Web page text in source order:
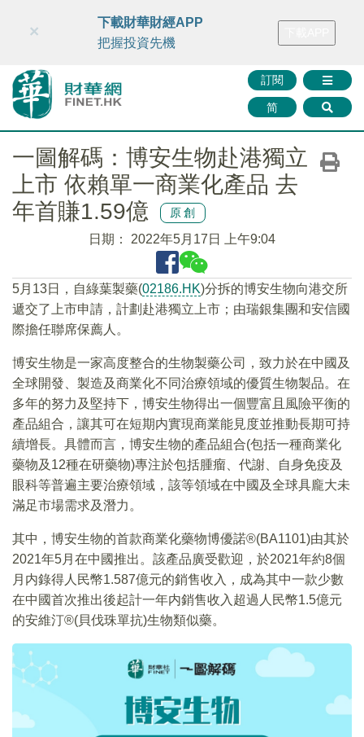
財華智庫網 FINTV FINMETA 財華證券 媒體矩陣
訂閱
简
×
下載財華財經APP
把握投資先機
一圖解碼：博安生物赴港獨立
上市 依賴單一商業化產品 去
年首賺1.59億
原創
日期： 2022年5月17日 上午9:04
5月13日，自綠葉製藥(02186.HK)分拆的博安生物向港交所
遞交了上市申請，計劃赴港獨立上市；由瑞銀集團和安信國
際擔任聯席保薦人。
博安生物是一家高度整合的生物製藥公司，致力於在中國及
全球開發、製造及商業化不同治療領域的優質生物製品。在
多年的努力及堅持下，博安生物得出一個豐富且風險平衡的
產品組合，讓其可在短期内實現商業能見度並推動長期可持
續增長。具體而言，博安生物的產品組合(包括一種商業化
藥物及12種在研藥物)專注於包括腫瘤、代謝、自身免疫及
眼科等普遍主要治療領域，該等領域在中國及全球具龐大未
滿足市場需求及潛力。
其中，博安生物的首款商業化藥物博優諾®(BA1101)由其於
2021年5月在中國推出。該產品廣受歡迎，於2021年約8個
月内錄得人民幣1.587億元的銷售收入，成為其中一款少數
在中國首次推出後起計一年内銷售收入超過人民幣1.5億元
的安維汀®(貝伐珠單抗)生物類似藥。